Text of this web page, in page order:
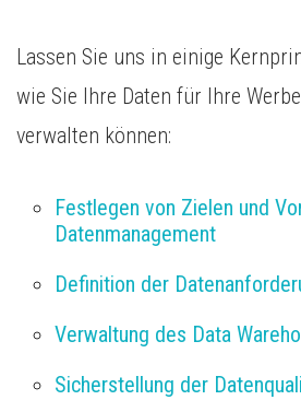
Lassen Sie uns in einige
wie Sie Ihre Daten für Ihre
verwalten können:
Festlegen von Zielen und
Datenmanagement
Definition der
Verwaltung des Data
Sicherstellung der